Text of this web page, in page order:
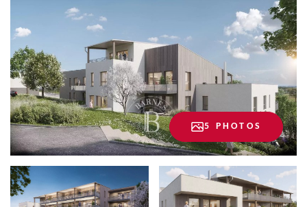
5 PHOTOS